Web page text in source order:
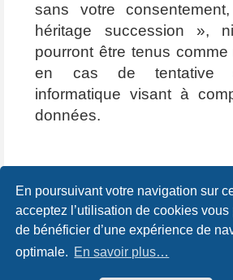
En poursuivant votre navigation sur
acceptez l’utilisation de cookies vous
de bénéficier d’une expérience de
optimale. En savoir plus…
sans votre
héritage succession »,
pourront être tenus
en cas de tentative
informatique visant à
données.
CONDITIONS
POLITIQUE DE VIE